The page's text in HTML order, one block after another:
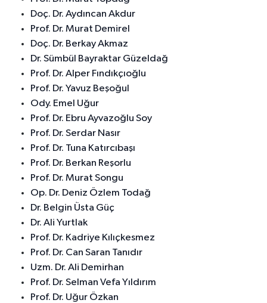
Doç. Dr. Aydıncan Akdur
Prof. Dr. Murat Demirel
Doç. Dr. Berkay Akmaz
Dr. Sümbül Bayraktar Güzeldağ
Prof. Dr. Alper Fındıkçıoğlu
Prof. Dr. Yavuz Beşoğul
Ody. Emel Uğur
Prof. Dr. Ebru Ayvazoğlu Soy
Prof. Dr. Serdar Nasır
Prof. Dr. Tuna Katırcıbaşı
Prof. Dr. Berkan Reşorlu
Prof. Dr. Murat Songu
Op. Dr. Deniz Özlem Todağ
Dr. Belgin Üsta Güç
Dr. Ali Yurtlak
Prof. Dr. Kadriye Kılıçkesmez
Prof. Dr. Can Saran Tanıdır
Uzm. Dr. Ali Demirhan
Prof. Dr. Selman Vefa Yıldırım
Prof. Dr. Uğur Özkan